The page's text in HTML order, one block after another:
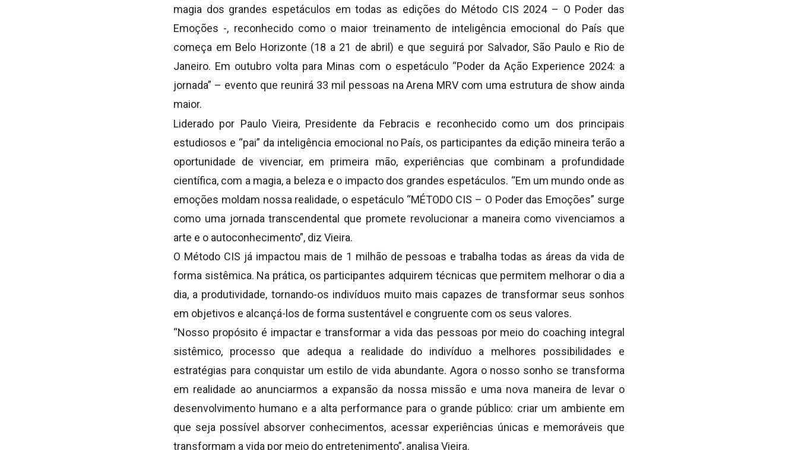
magia dos grandes espetáculos em todas as edições do Método CIS 2024 – O Poder das
Emoções -, reconhecido como o maior treinamento de inteligência emocional do País que
começa em Belo Horizonte (18 a 21 de abril) e que seguirá por Salvador, São Paulo e Rio de
Janeiro. Em outubro volta para Minas com o espetáculo “Poder da Ação Experience 2024: a
jornada” – evento que reunirá 33 mil pessoas na Arena MRV com uma estrutura de show ainda
maior.
Liderado por Paulo Vieira, Presidente da Febracis e reconhecido como um dos principais
estudiosos e “pai” da inteligência emocional no País, os participantes da edição mineira terão a
oportunidade de vivenciar, em primeira mão, experiências que combinam a profundidade
científica, com a magia, a beleza e o impacto dos grandes espetáculos. “Em um mundo onde as
emoções moldam nossa realidade, o espetáculo “MÉTODO CIS – O Poder das Emoções” surge
como uma jornada transcendental que promete revolucionar a maneira como vivenciamos a
arte e o autoconhecimento”, diz Vieira.
O Método CIS já impactou mais de 1 milhão de pessoas e trabalha todas as áreas da vida de
forma sistêmica. Na prática, os participantes adquirem técnicas que permitem melhorar o dia a
dia, a produtividade, tornando-os indivíduos muito mais capazes de transformar seus sonhos
em objetivos e alcançá-los de forma sustentável e congruente com os seus valores.
“Nosso propósito é impactar e transformar a vida das pessoas por meio do coaching integral
sistêmico, processo que adequa a realidade do indivíduo a melhores possibilidades e
estratégias para conquistar um estilo de vida abundante. Agora o nosso sonho se transforma
em realidade ao anunciarmos a expansão da nossa missão e uma nova maneira de levar o
desenvolvimento humano e a alta performance para o grande público: criar um ambiente em
que seja possível absorver conhecimentos, acessar experiências únicas e memoráveis que
transformam a vida por meio do entretenimento”, analisa Vieira.